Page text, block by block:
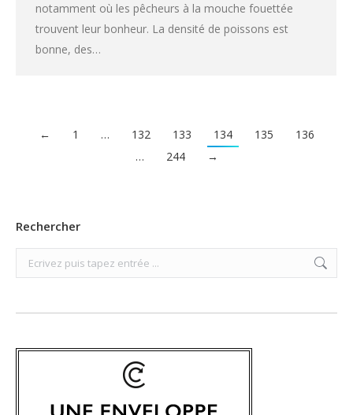
notamment où les pêcheurs à la mouche fouettée
trouvent leur bonheur. La densité de poissons est
bonne, des…
← 1 … 132 133 134 135
136
…
244 →
Rechercher
Search: